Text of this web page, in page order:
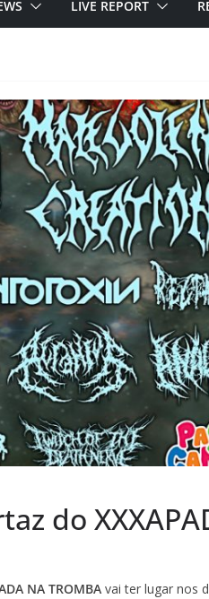
LIVE REPORT
do
NA TROMBA vai ter lugar nos